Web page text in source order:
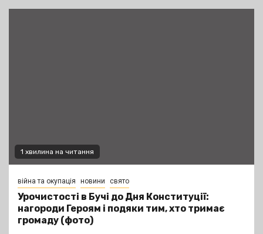
1 хвилина на читання
війна та окупація новини свято
Урочистості в Бучі до Дня Конституції:
нагороди Героям і подяки тим, хто тримає
громаду (фото)